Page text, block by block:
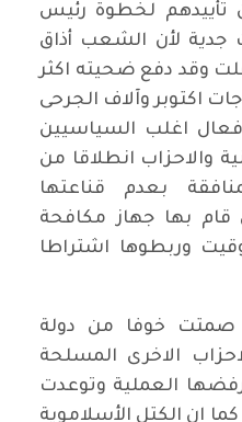
تأييدهم لخطوة رئيس
جدية لأن الشعب أذاق
وقد دفع ضحيته اكثر
اكتوبر وآلاف الجرحى
اغلب السياسيين
والاحزاب انطلاقا من
بعدم قناعتها
قام بها جهاز مكافحة
وربطوها اشتراطا
صمتت خوفا من دولة
الاخرى المسلحة
العملية وتوعدت
ان الكتل الأسلاموية